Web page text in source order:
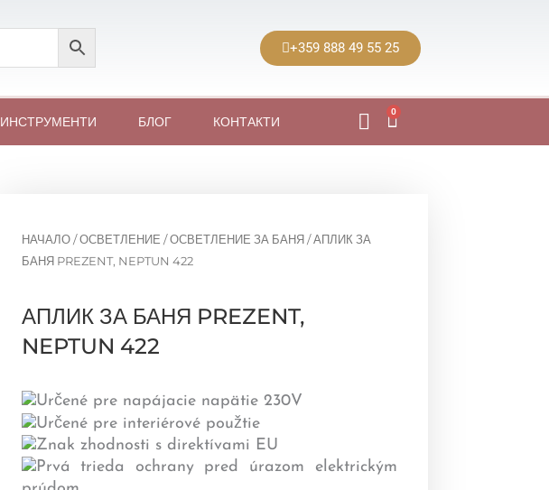
+359 888 49 55 25
ИНСТРУМЕНТИ БЛОГ КОНТАКТИ
0
Cart
НАЧАЛО/ОСВЕТЛЕНИЕ /ОСВЕТЛЕНИЕ ЗА БАНЯ/ АПЛИК ЗА
БАНЯ PREZENT, NEPTUN 422
АПЛИК ЗА БАНЯ PREZENT,
NEPTUN 422